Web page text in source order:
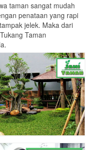
taman sangat mudah
penataan yang rapi
jelek. Maka dari
Taman